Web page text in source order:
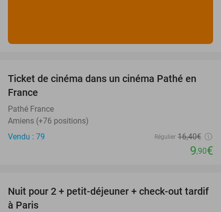
40%
Ticket de cinéma dans un cinéma Pathé en
France
Pathé France
Amiens (+76 positions)
Vendu : 79
Régulier 16,40€
9,90€
62%
Nuit pour 2 + petit-déjeuner + check-out tardif
à Paris